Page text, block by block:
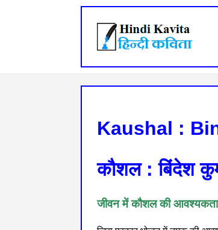
Kaushal :
कौशल : बिंदेश
जीवन में कौशल की आवश्यकता